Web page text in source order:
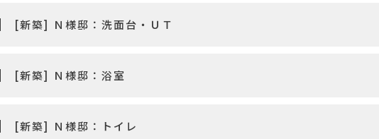
[新築] Ｎ様邸：洗面台・ＵＴ
[新築] Ｎ様邸：浴室
[新築] Ｎ様邸：トイレ